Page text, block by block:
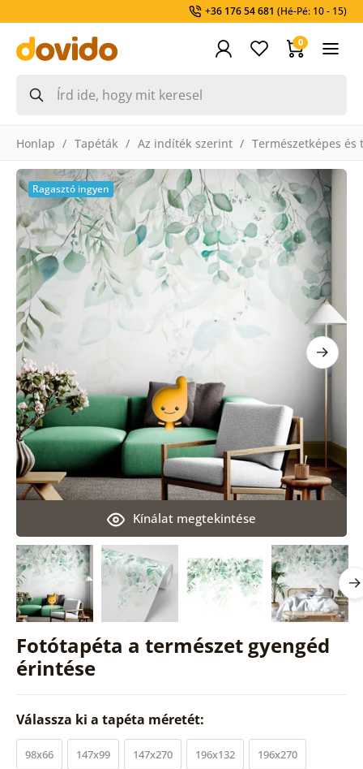
+36 176 54 681 (Hé-Pé: 10 - 15)
0
Honlap Tapéták Az indíték szerint Természetképes és
Fotótapéta a természet gyengéd
érintése
Kínálat megtekintése
Ragasztó ingyen
Válassza ki a tapéta méretét:
98x66 147x99 147x270 196x132 196x270